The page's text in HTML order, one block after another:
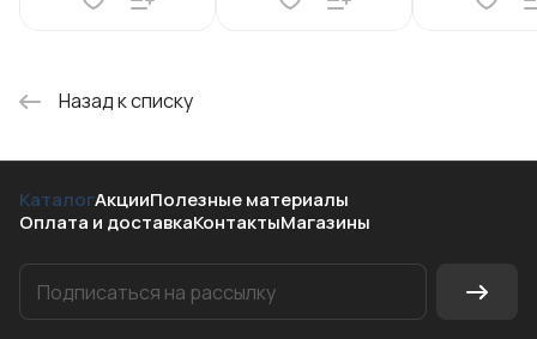
Назад к списку
КаталогАкцииПолезные материалы
Оплата и доставкаКонтактыМагазины